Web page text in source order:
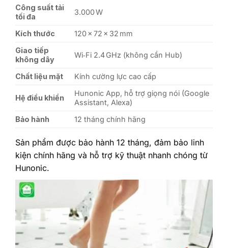
Công suất tải
tối đa
3.000 W
Kích thước
120 × 72 × 32 mm
Giao tiếp
không dây
Wi‑Fi 2.4 GHz (không cần Hub)
Chất liệu mặt Kính cường lực cao cấp
Hệ điều khiển
Hunonic App, hỗ trợ giọng nói (Google
Assistant, Alexa)
Bảo hành
12 tháng chính hãng
Sản phẩm được bảo hành 12 tháng, đảm bảo linh
kiện chính hãng và hỗ trợ kỹ thuật nhanh chóng từ
Hunonic.